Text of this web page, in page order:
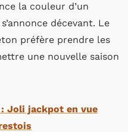
la couleur d’un
décevant. Le
préfère prendre les
une nouvelle saison
Joli jackpot en vue